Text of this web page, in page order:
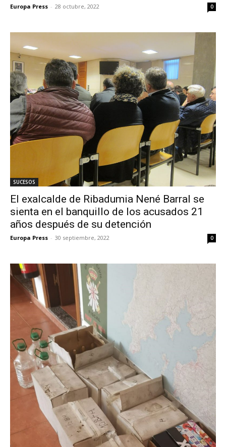
Europa Press - 28 octubre, 2022 0
SUCESOS
El exalcalde de Ribadumia Nené Barral se
sienta en el banquillo de los acusados 21
años después de su detención
Europa Press - 30 septiembre, 2022 0